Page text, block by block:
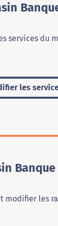
services du
les
modifier les